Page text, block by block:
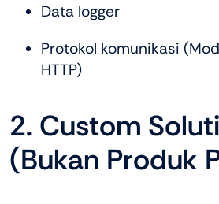
Data logger
Protokol komunikasi
HTTP)
2. Custom
(Bukan Produk